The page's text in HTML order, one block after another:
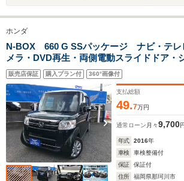
ホンダ
N-BOX 660 G SSパッケージ ナビ・テレ
メラ・DVD再生・両側電動スライドドア・
ー・ETC・プッシュスタート・電動格納ミラ
販売店保証 購入プラン付 360°画像付
支払総額
49.7万円
通常ローン 月々9,700
年式 2016年
車検
車検整備付
保証
保証付
住所
福岡県那珂川市